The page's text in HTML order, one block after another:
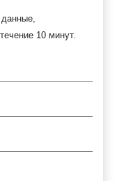
данные,
10 минут.